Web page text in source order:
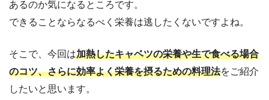
あるのか気になるところです。
できることならなるべく栄養は逃したくないですよね。
そこで、今回は加熱したキャベツの栄養や生で食べる場合
のコツ、さらに効率よく栄養を摂るための料理法をご紹介
したいと思います。